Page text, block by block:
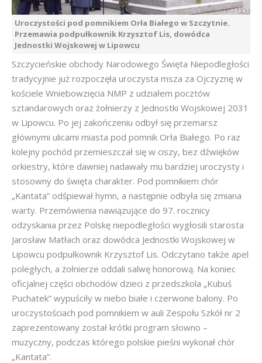
Uroczystości pod pomnikiem Orła Białego w Szczytnie.
Przemawia podpułkownik Krzysztof Lis, dowódca
Jednostki Wojskowej w Lipowcu
Szczycieńskie obchody Narodowego Święta Niepodległości
tradycyjnie już rozpoczęła uroczysta msza za Ojczyznę w
kościele Wniebowzięcia NMP z udziałem pocztów
sztandarowych oraz żołnierzy z Jednostki Wojskowej 2031
w Lipowcu. Po jej zakończeniu odbył się przemarsz
głównymi ulicami miasta pod pomnik Orła Białego. Po raz
kolejny pochód przemieszczał się w ciszy, bez dźwięków
orkiestry, które dawniej nadawały mu bardziej uroczysty i
stosowny do święta charakter. Pod pomnikiem chór
„Kantata” odśpiewał hymn, a następnie odbyła się zmiana
warty. Przemówienia nawiązujące do 97. rocznicy
odzyskania przez Polskę niepodległości wygłosili starosta
Jarosław Matłach oraz dowódca Jednostki Wojskowej w
Lipowcu podpułkownik Krzysztof Lis. Odczytano także apel
poległych, a żołnierze oddali salwę honorową. Na koniec
oficjalnej części obchodów dzieci z przedszkola „Kubuś
Puchatek” wypuściły w niebo białe i czerwone balony. Po
uroczystościach pod pomnikiem w auli Zespołu Szkół nr 2
zaprezentowany został krótki program słowno –
muzyczny, podczas którego polskie pieśni wykonał chór
„Kantata”.